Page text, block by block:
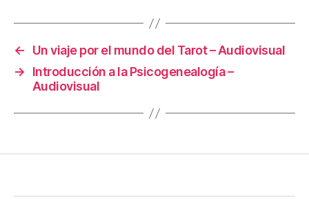
←
Un viaje por el mundo del Tarot – Audiovisual
→
Introducción a la Psicogenealogía –
Audiovisual